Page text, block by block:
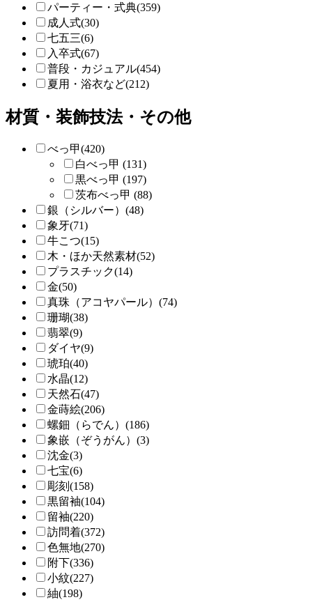
パーティー・式典(359)
成人式(30)
七五三(6)
入卒式(67)
普段・カジュアル(454)
夏用・浴衣など(212)
材質・装飾技法・その他
べっ甲(420)
白べっ甲 (131)
黒べっ甲 (197)
茨布べっ甲 (88)
銀（シルバー）(48)
象牙(71)
牛こつ(15)
木・ほか天然素材(52)
プラスチック(14)
金(50)
真珠（アコヤパール）(74)
珊瑚(38)
翡翠(9)
ダイヤ(9)
琥珀(40)
水晶(12)
天然石(47)
金蒔絵(206)
螺鈿（らでん）(186)
象嵌（ぞうがん）(3)
沈金(3)
七宝(6)
彫刻(158)
黒留袖(104)
留袖(220)
訪問着(372)
色無地(270)
附下(336)
小紋(227)
紬(198)